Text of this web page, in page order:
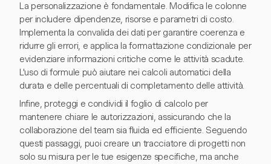
La personalizzazione è fondamentale. Modifica le colonne
per includere dipendenze, risorse e parametri di costo.
Implementa la convalida dei dati per garantire coerenza e
ridurre gli errori, e applica la formattazione condizionale per
evidenziare informazioni critiche come le attività scadute.
L'uso di formule può aiutare nei calcoli automatici della
durata e delle percentuali di completamento delle attività.
Infine, proteggi e condividi il foglio di calcolo per
mantenere chiare le autorizzazioni, assicurando che la
collaborazione del team sia fluida ed efficiente. Seguendo
questi passaggi, puoi creare un tracciatore di progetti non
solo su misura per le tue esigenze specifiche, ma anche